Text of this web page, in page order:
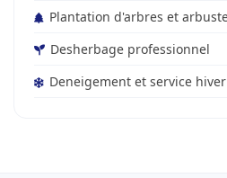
Plantation d'arbres et
Desherbage professionnel
Deneigement et service